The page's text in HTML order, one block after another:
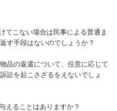
てこない場合は民事による普通ま
す手段はないのでしょうか？
品の返還について、任意に応じて
訟を起こさざるをえないでしょ
えることはありますか？